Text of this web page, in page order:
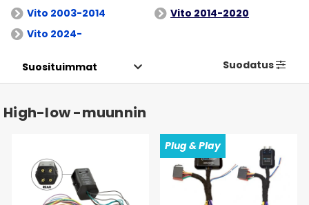
Vito 2003-2014
Vito 2014-2020
Vito 2024-
Suodatus
High-low -muunnin
Plug & Play